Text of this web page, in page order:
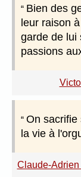
Bien des
leur raison
garde de lui
passions
On sacrifie
la vie à
Claude-